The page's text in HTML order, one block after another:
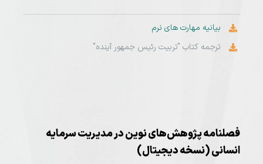
بیانیه مهارت‌ های نرم
ترجمه کتاب "تربیت رئیس جمهور آینده"
فصلنامه پژوهش‌های نوین در مدیریت سرمایه
انسانی (نسخه دیجیتال)